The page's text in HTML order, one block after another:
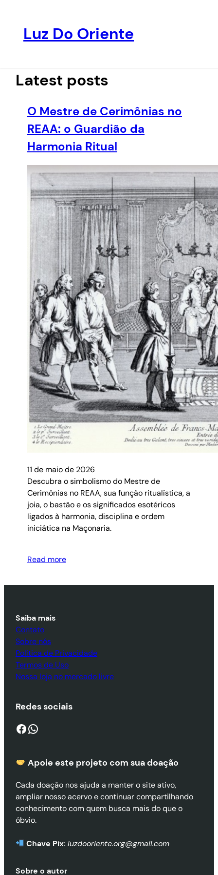
conteúdo
Luz Do Oriente
Latest posts
O Mestre de Cerimônias no
REAA: o Guardião da
Harmonia Ritual
11 de maio de 2026
Descubra o simbolismo do Mestre de
Cerimônias no REAA, sua função ritualística, a
joia, o bastão e os significados esotéricos
ligados à harmonia, disciplina e ordem
iniciática na Maçonaria.
Read more
Saiba mais
Contato
Sobre nós
Política de Privacidade
Termos de Uso
Nossa loja no mercado livre
Redes sociais
Facebook WhatsApp
Apoie este projeto com sua doação
Cada doação nos ajuda a manter o site ativo,
ampliar nosso acervo e continuar compartilhando
conhecimento com quem busca mais do que o
óbvio.
Chave Pix: luzdooriente.org@gmail.com
Sobre o autor